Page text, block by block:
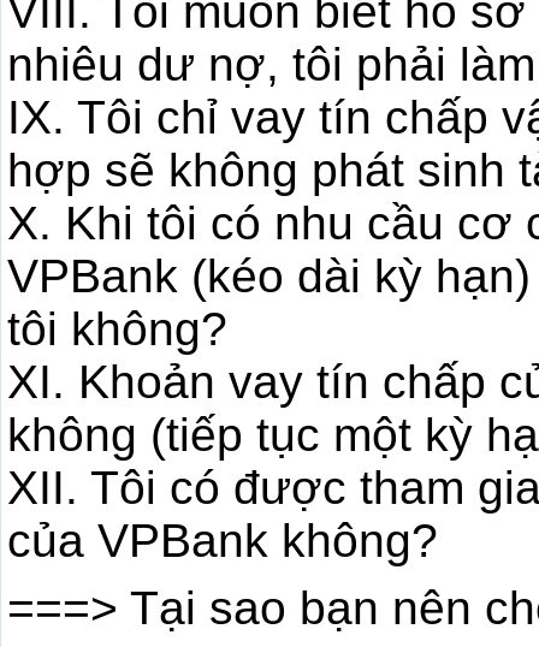
VIII. Tôi muốn biết hồ
nhiêu dư nợ, tôi phải
IX. Tôi chỉ vay tín chấp
hợp sẽ không phát sinh
X. Khi tôi có nhu cầu cơ
VPBank (kéo dài kỳ
tôi không?
XI. Khoản vay tín chấp
không (tiếp tục một kỳ
XII. Tôi có được tham
của VPBank không?
===> Tại sao bạn nên